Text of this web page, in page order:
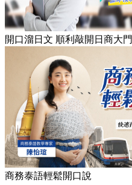
開口溜日文 順利敲開日商大門
商務泰語輕鬆開口說